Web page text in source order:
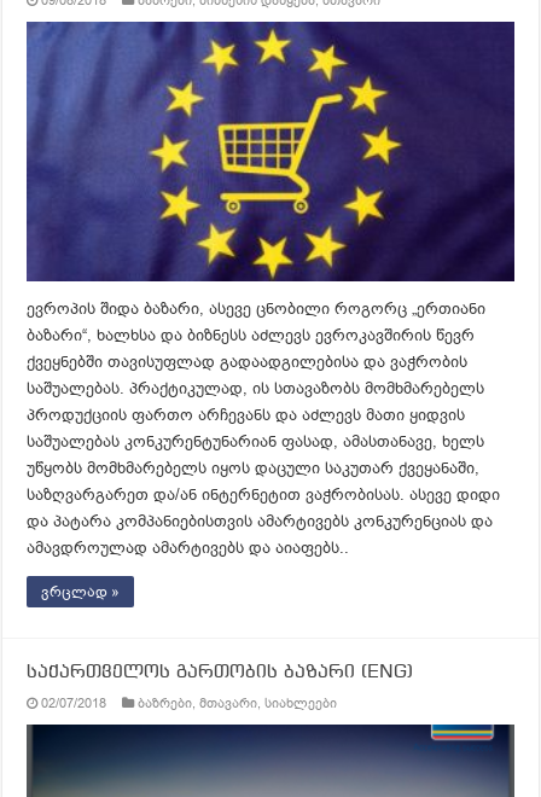
ევროპის შიდა ბაზარი, ასევე ცნობილი როგორც „ერთიანი
ბაზარი“, ხალხსა და ბიზნესს აძლევს ევროკავშირის წევრ
ქვეყნებში თავისუფლად გადაადგილებისა და ვაჭრობის
საშუალებას. პრაქტიკულად, ის სთავაზობს მომხმარებელს
პროდუქციის ფართო არჩევანს და აძლევს მათი ყიდვის
საშუალებას კონკურენტუნარიან ფასად, ამასთანავე, ხელს
უწყობს მომხმარებელს იყოს დაცული საკუთარ ქვეყანაში,
საზღვარგარეთ და/ან ინტერნეტით ვაჭრობისას. ასევე დიდი
და პატარა კომპანიებისთვის ამარტივებს კონკურენციას და
ამავდროულად ამარტივებს და აიაფებს..
ვრცლად »
საქართველოს გართობის ბაზარი (ENG)
02/07/2018 ბაზრები,მთავარი,სიახლეები